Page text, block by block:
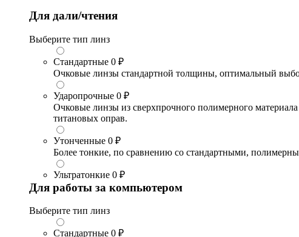
Для дали/чтения
Выберите тип линз
Стандартные 0 ₽
Очковые линзы стандартной толщины, оптимальный
Ударопрочные 0 ₽
Очковые линзы из сверхпрочного полимерного
титановых оправ.
Утонченные 0 ₽
Более тонкие, по сравнению со стандартными,
Ультратонкие 0 ₽
Для работы за компьютером
Выберите тип линз
Стандартные 0 ₽